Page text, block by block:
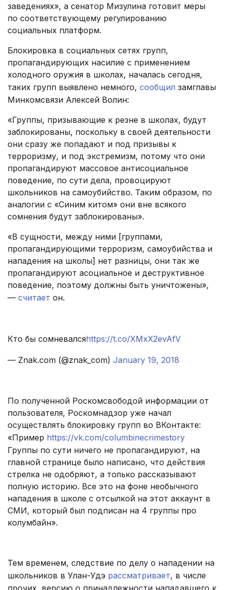
заведениях», а сенатор Мизулина готовит меры
по соответствующему регулированию
социальных платформ.
Блокировка в социальных сетях групп,
пропагандирующих насилие с применением
холодного оружия в школах, началась сегодня,
таких групп выявлено немного, сообщил замглавы
Минкомсвязи Алексей Волин:
«Группы, призывающие к резне в школах, будут
заблокированы, поскольку в своей деятельности
они сразу же попадают и под призывы к
терроризму, и под экстремизм, потому что они
пропагандируют массовое антисоциальное
поведение, по сути дела, провоцируют
школьников на самоубийство. Таким образом, по
аналогии с «Синим китом» они вне всякого
сомнения будут заблокированы».
«В сущности, между ними [группами,
пропагандирующими терроризм, самоубийства и
нападения на школы] нет разницы, они так же
пропагандируют асоциальное и деструктивное
поведение, поэтому должны быть уничтожены»,
— считает он.
Кто бы сомневалсяhttps://t.co/XMxX2evAfV
— Znak.com (@znak_com) January 19, 2018
По полученной Роскомсвободой информации от
пользователя, Роскомнадзор уже начал
осуществлять блокировку групп во ВКонтакте:
«Пример https://vk.com/columbinecrimestory
Группы по сути ничего не пропагандируют, на
главной странице было написано, что действия
стрелка не одобряют, а только рассказывают
полную историю. Все это на фоне необычного
нападения в школе с отсылкой на этот аккаунт в
СМИ, который был подписан на 4 группы про
колумбайн».
Тем временем, следствие по делу о нападении на
школьников в Улан-Удэ рассматривает, в числе